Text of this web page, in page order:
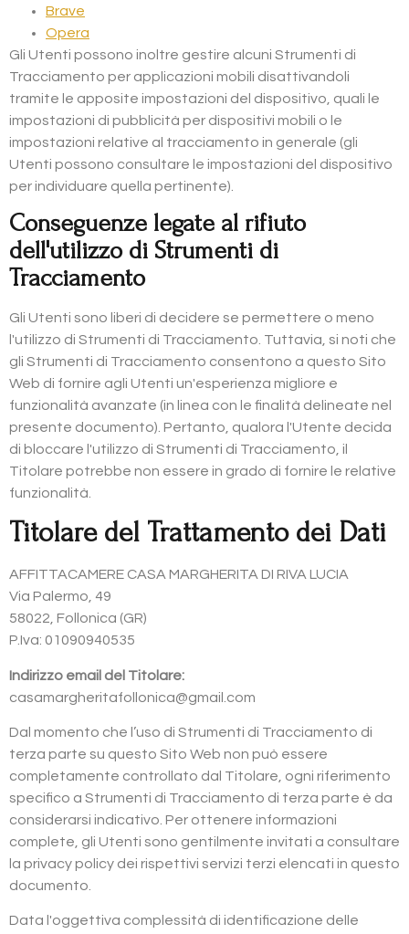
Brave
Opera
Gli Utenti possono inoltre gestire alcuni Strumenti di
Tracciamento per applicazioni mobili disattivandoli
tramite le apposite impostazioni del dispositivo, quali le
impostazioni di pubblicità per dispositivi mobili o le
impostazioni relative al tracciamento in generale (gli
Utenti possono consultare le impostazioni del dispositivo
per individuare quella pertinente).
Conseguenze legate al rifiuto
dell'utilizzo di Strumenti di
Tracciamento
Gli Utenti sono liberi di decidere se permettere o meno
l'utilizzo di Strumenti di Tracciamento. Tuttavia, si noti che
gli Strumenti di Tracciamento consentono a questo Sito
Web di fornire agli Utenti un'esperienza migliore e
funzionalità avanzate (in linea con le finalità delineate nel
presente documento). Pertanto, qualora l'Utente decida
di bloccare l'utilizzo di Strumenti di Tracciamento, il
Titolare potrebbe non essere in grado di fornire le relative
funzionalità.
Titolare del Trattamento dei Dati
AFFITTACAMERE CASA MARGHERITA DI RIVA LUCIA
Via Palermo, 49
58022, Follonica (GR)
P.Iva: 01090940535
Indirizzo email del Titolare:
casamargheritafollonica@gmail.com
Dal momento che l’uso di Strumenti di Tracciamento di
terza parte su questo Sito Web non può essere
completamente controllato dal Titolare, ogni riferimento
specifico a Strumenti di Tracciamento di terza parte è da
considerarsi indicativo. Per ottenere informazioni
complete, gli Utenti sono gentilmente invitati a consultare
la privacy policy dei rispettivi servizi terzi elencati in questo
documento.
Data l'oggettiva complessità di identificazione delle